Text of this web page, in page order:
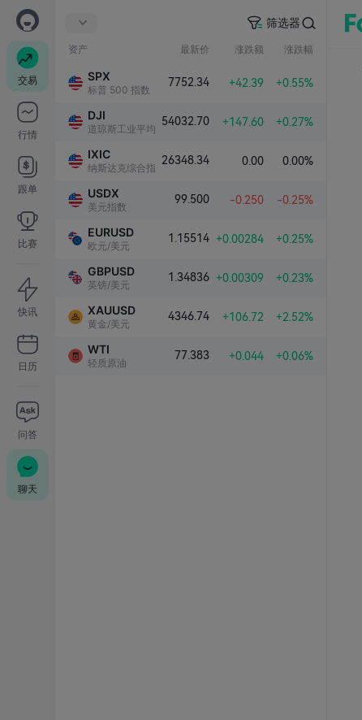
交易
行情
跟单
比赛
快讯
日历
问答
聊天
筛选器
资产 最新价 涨跌额 涨跌幅
SPX
标普 500 指数
7752.34 +42.39 +0.55%
DJI
道琼斯工业平均指数
54032.70 +147.60 +0.27%
IXIC
纳斯达克综合指数
26348.34 0.00 0.00%
USDX
美元指数
99.500 -0.250 -0.25%
EURUSD
欧元/美元
1.15514 +0.00284 +0.25%
GBPUSD
英镑/美元
1.34836 +0.00309 +0.23%
XAUUSD
黄金/美元
4346.74 +106.72 +2.52%
WTI
轻质原油
77.383 +0.044 +0.06%